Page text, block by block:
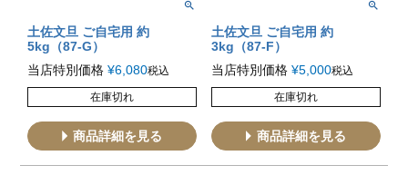
土佐文旦 ご自宅用 約
5kg（87-G）
当店特別価格 ¥6,080税込
在庫切れ
商品詳細を見る
土佐文旦 ご自宅用 約
3kg（87-F）
当店特別価格 ¥5,000税込
在庫切れ
商品詳細を見る